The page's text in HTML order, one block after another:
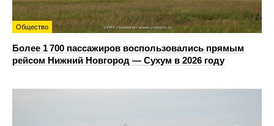
Общество
Более 1 700 пассажиров воспользовались прямым
рейсом Нижний Новгород — Сухум в 2026 году